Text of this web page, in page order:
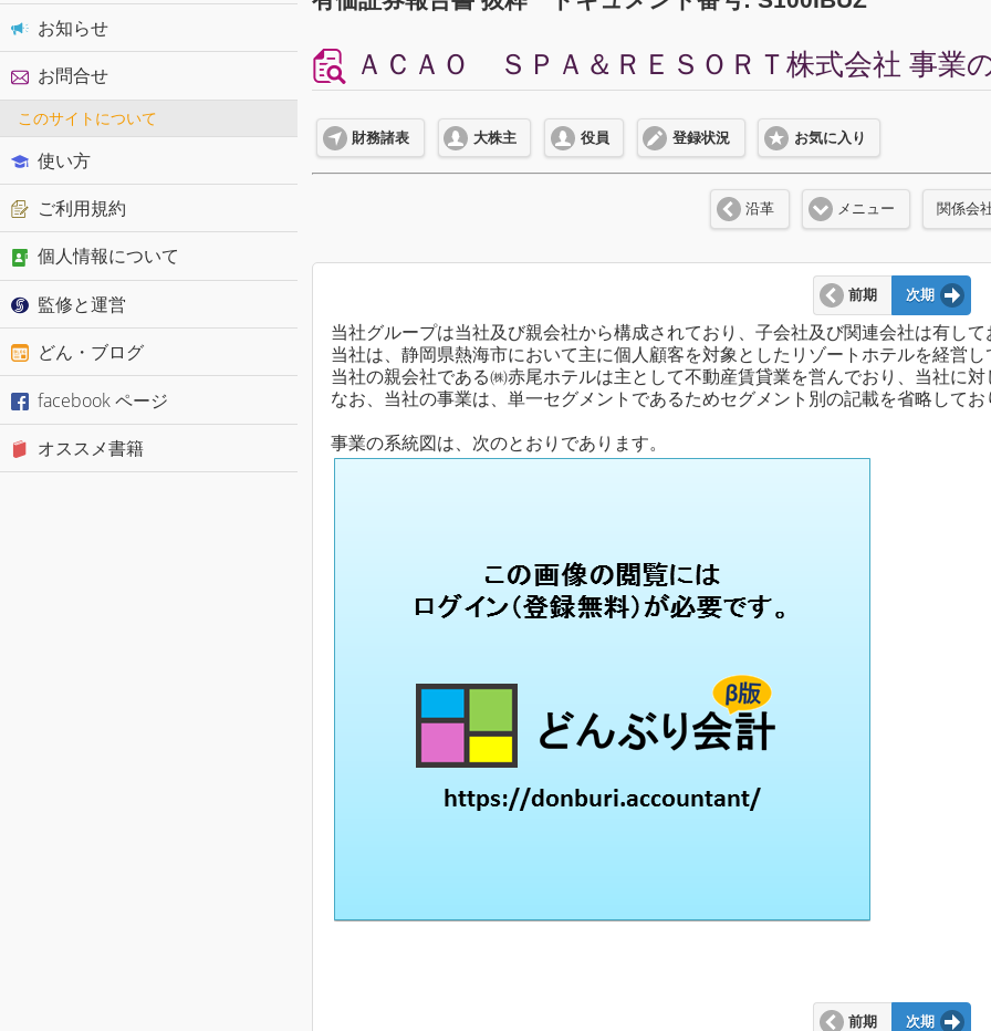
ＡＣＡＯ ＳＰＡ＆ＲＥＳＯＲＴ株式会社 事業
財務諸表 大株主 役員 登録状況 お気に入り
沿革 メニュー 関係会
前期 次期
当社グループは当社及び親会社から構成されており、子会社及び関連会社は有し
当社は、静岡県熱海市において主に個人顧客を対象としたリゾートホテルを経営
当社の親会社である㈱赤尾ホテルは主として不動産賃貸業を営んでおり、当社に
なお、当社の事業は、単一セグメントであるためセグメント別の記載を省略してお
事業の系統図は、次のとおりであります。
前期 次期
お知らせ
お問合せ
このサイトについて
使い方
ご利用規約
個人情報について
監修と運営
どん・ブログ
facebook ページ
オススメ書籍